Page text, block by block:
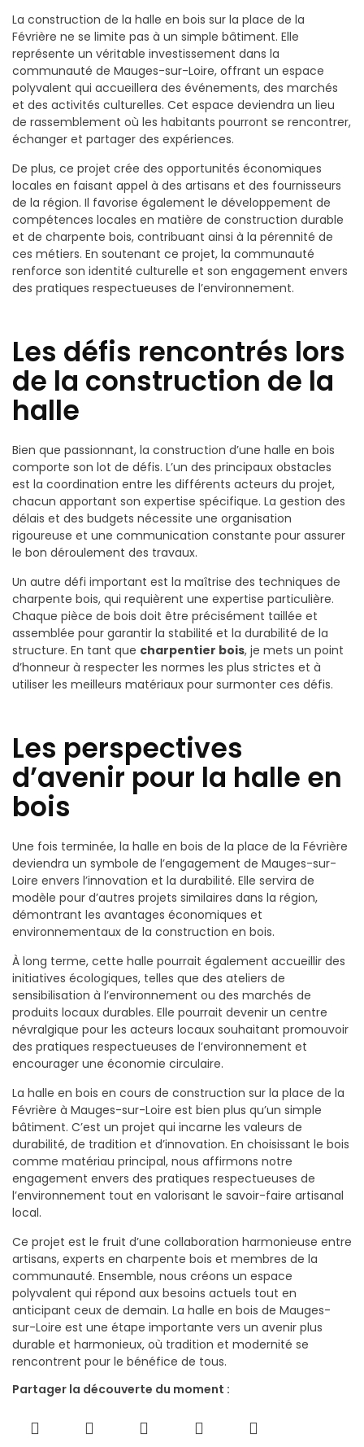
La construction de la halle en bois sur la place de la
Févrière ne se limite pas à un simple bâtiment. Elle
représente un véritable investissement dans la
communauté de Mauges-sur-Loire, offrant un espace
polyvalent qui accueillera des événements, des marchés
et des activités culturelles. Cet espace deviendra un lieu
de rassemblement où les habitants pourront se rencontrer,
échanger et partager des expériences.
De plus, ce projet crée des opportunités économiques
locales en faisant appel à des artisans et des fournisseurs
de la région. Il favorise également le développement de
compétences locales en matière de construction durable
et de charpente bois, contribuant ainsi à la pérennité de
ces métiers. En soutenant ce projet, la communauté
renforce son identité culturelle et son engagement envers
des pratiques respectueuses de l’environnement.
Les défis rencontrés lors
de la construction de la
halle
Bien que passionnant, la construction d’une halle en bois
comporte son lot de défis. L’un des principaux obstacles
est la coordination entre les différents acteurs du projet,
chacun apportant son expertise spécifique. La gestion des
délais et des budgets nécessite une organisation
rigoureuse et une communication constante pour assurer
le bon déroulement des travaux.
Un autre défi important est la maîtrise des techniques de
charpente bois, qui requièrent une expertise particulière.
Chaque pièce de bois doit être précisément taillée et
assemblée pour garantir la stabilité et la durabilité de la
structure. En tant que charpentier bois, je mets un point
d’honneur à respecter les normes les plus strictes et à
utiliser les meilleurs matériaux pour surmonter ces défis.
Les perspectives
d’avenir pour la halle en
bois
Une fois terminée, la halle en bois de la place de la Févrière
deviendra un symbole de l’engagement de Mauges-sur-
Loire envers l’innovation et la durabilité. Elle servira de
modèle pour d’autres projets similaires dans la région,
démontrant les avantages économiques et
environnementaux de la construction en bois.
À long terme, cette halle pourrait également accueillir des
initiatives écologiques, telles que des ateliers de
sensibilisation à l’environnement ou des marchés de
produits locaux durables. Elle pourrait devenir un centre
névralgique pour les acteurs locaux souhaitant promouvoir
des pratiques respectueuses de l’environnement et
encourager une économie circulaire.
La halle en bois en cours de construction sur la place de la
Févrière à Mauges-sur-Loire est bien plus qu’un simple
bâtiment. C’est un projet qui incarne les valeurs de
durabilité, de tradition et d’innovation. En choisissant le bois
comme matériau principal, nous affirmons notre
engagement envers des pratiques respectueuses de
l’environnement tout en valorisant le savoir-faire artisanal
local.
Ce projet est le fruit d’une collaboration harmonieuse entre
artisans, experts en charpente bois et membres de la
communauté. Ensemble, nous créons un espace
polyvalent qui répond aux besoins actuels tout en
anticipant ceux de demain. La halle en bois de Mauges-
sur-Loire est une étape importante vers un avenir plus
durable et harmonieux, où tradition et modernité se
rencontrent pour le bénéfice de tous.
Partager la découverte du moment :